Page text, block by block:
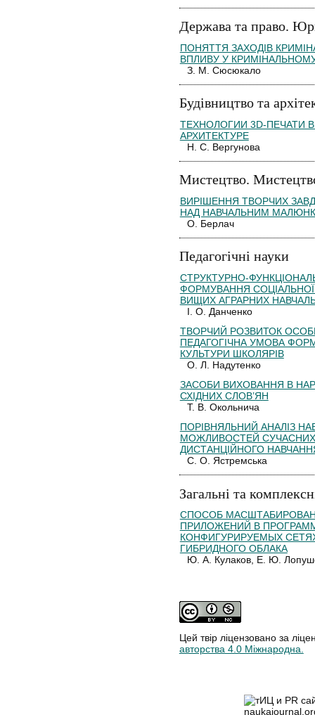
Держава та право.
ПОНЯТТЯ ЗАХОДІВ
ВПЛИВУ У КРИМІНАЛЬНОМУ
З. М. Сюсюкало
Будівництво та
ТЕХНОЛОГИИ 3D-ПЕЧАТИ
АРХИТЕКТУРЕ
Н. С. Вергунова
Мистецтво.
ВИРІШЕННЯ ТВОРЧИХ
НАД НАВЧАЛЬНИМ
О. Берлач
Педагогічні науки
СТРУКТУРНО-
ФОРМУВАННЯ СОЦІАЛЬНОЇ
ВИЩИХ АГРАРНИХ
І. О. Данченко
ТВОРЧИЙ РОЗВИТОК
ПЕДАГОГІЧНА УМОВА
КУЛЬТУРИ ШКОЛЯРІВ
О. Л. Надутенко
ЗАСОБИ ВИХОВАННЯ В
СХІДНИХ СЛОВ’ЯН
Т. В. Окольнича
ПОРІВНЯЛЬНИЙ АНАЛІЗ
МОЖЛИВОСТЕЙ
ДИСТАНЦІЙНОГО
С. О. Ястремська
Загальні та
СПОСОБ
ПРИЛОЖЕНИЙ В
КОНФИГУРИРУЕМЫХ
ГИБРИДНОГО ОБЛАКА
Ю. А. Кулаков, Е. Ю.
Цей твір ліцензовано за
авторства 4.0 Міжнародна.